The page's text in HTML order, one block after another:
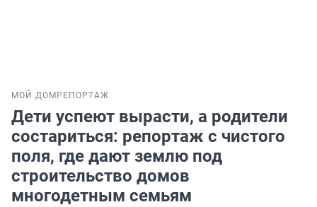
МОЙ ДОМ РЕПОРТАЖ
Дети успеют вырасти, а родители
состариться: репортаж с чистого
поля, где дают землю под
строительство домов
многодетным семьям